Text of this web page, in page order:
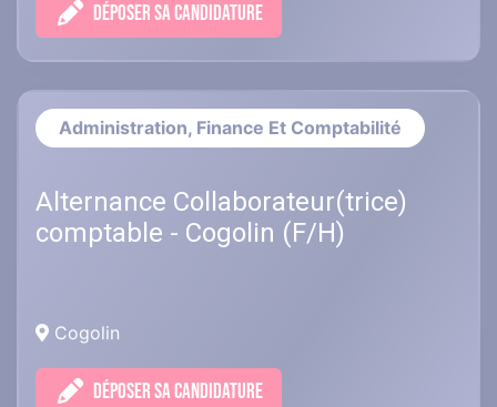
DÉPOSER SA CANDIDATURE
Administration, Finance Et Comptabilité
Alternance Collaborateur(trice)
comptable - Cogolin (F/H)
Cogolin
DÉPOSER SA CANDIDATURE